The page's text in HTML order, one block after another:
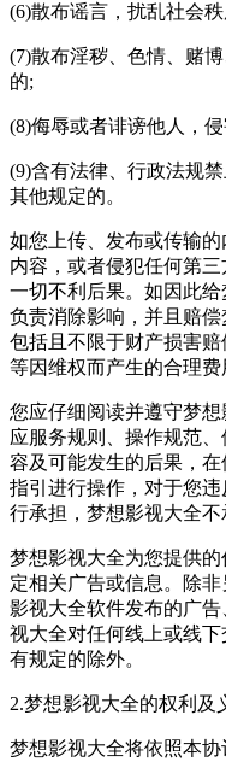
(6)散布谣言，扰乱社会
(7)散布淫秽、色情、赌
的;
(8)侮辱或者诽谤他人，
(9)含有法律、行政法规
其他规定的。
如您上传、发布或传输
内容，或者侵犯任何第
一切不利后果。如因此
负责消除影响，并且赔偿
包括且不限于财产损害
等因维权而产生的合理费
您应仔细阅读并遵守梦
应服务规则、操作规范
容及可能发生的后果，
指引进行操作，对于您
行承担，梦想影视大全不
梦想影视大全为您提供
定相关广告或信息。除
影视大全软件发布的广
视大全对任何线上或线
有规定的除外。
2.梦想影视大全的权利及
梦想影视大全将依照本